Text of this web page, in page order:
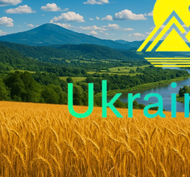
UKRAINE-IS
ПОДОРОЖI ПО УКРАЇНІ